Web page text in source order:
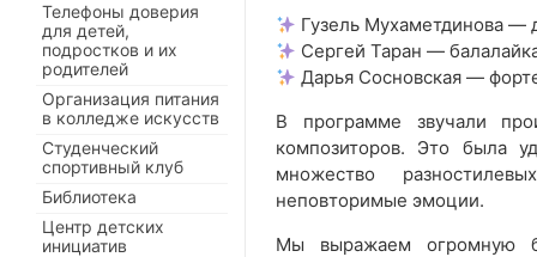
Гузель Мухаметдинова —
Сергей Таран —
Дарья Сосновская —
В программе звучали
композиторов. Это была
множество
неповторимые эмоции.
Мы выражаем огромную
Телефоны доверия
для детей,
подростков и их
родителей
Организация питания
в колледже искусств
Студенческий
спортивный клуб
Библиотека
Центр детских
инициатив